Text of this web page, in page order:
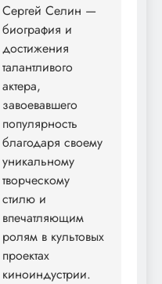
Сергей Селин —
биография и
достижения
талантливого
актера,
завоевавшего
популярность
благодаря своему
уникальному
творческому
стилю и
впечатляющим
ролям в культовых
проектах
киноиндустрии.